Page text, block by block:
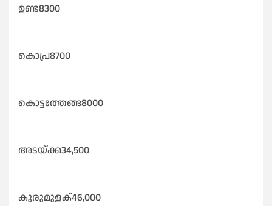
ഉണ്ട8300
കൊപ്ര8700
കൊട്ടത്തേങ്ങ8000
അടയ്ക്ക34,500
കുരുമുളക്46,000